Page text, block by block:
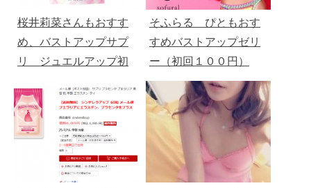
桜井莉菜さんもおすす
め、バストアップサプ
リ ジュエルアップ初
そふらる ぴともおす
すめバストアップゼリ
ー（初回１００円）